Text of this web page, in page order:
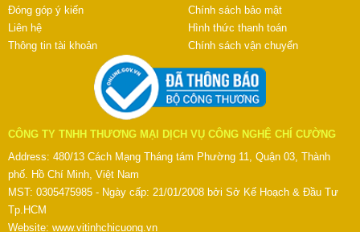
Đóng góp ý kiến
Liên hệ
Thông tin tài khoản
Chính sách bảo mật
Hình thức thanh toán
Chính sách vận chuyển
CÔNG TY TNHH THƯƠNG MẠI DỊCH VỤ CÔNG NGHỆ CHÍ CƯỜNG
Address: 480/13 Cách Mạng Tháng tám Phường 11, Quận 03, Thành
phố. Hồ Chí Minh, Việt Nam
MST: 0305475985 - Ngày cấp: 21/01/2008 bởi Sở Kế Hoạch & Đầu Tư
Tp.HCM
Website: www.vitinhchicuong.vn